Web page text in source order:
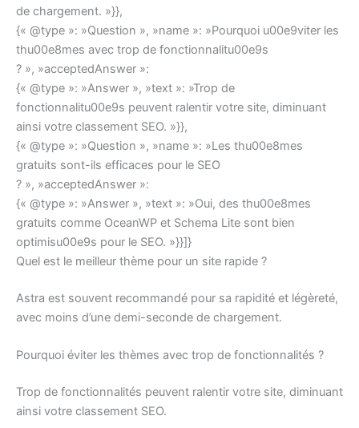
de chargement. »}},
{« @type »: »Question », »name »: »Pourquoi u00e9viter les
thu00e8mes avec trop de fonctionnalitu00e9s
? », »acceptedAnswer »:
{« @type »: »Answer », »text »: »Trop de
fonctionnalitu00e9s peuvent ralentir votre site, diminuant
ainsi votre classement SEO. »}},
{« @type »: »Question », »name »: »Les thu00e8mes
gratuits sont-ils efficaces pour le SEO
? », »acceptedAnswer »:
{« @type »: »Answer », »text »: »Oui, des thu00e8mes
gratuits comme OceanWP et Schema Lite sont bien
optimisu00e9s pour le SEO. »}}]}
Quel est le meilleur thème pour un site rapide ?
Astra est souvent recommandé pour sa rapidité et légèreté,
avec moins d’une demi-seconde de chargement.
Pourquoi éviter les thèmes avec trop de fonctionnalités ?
Trop de fonctionnalités peuvent ralentir votre site, diminuant
ainsi votre classement SEO.